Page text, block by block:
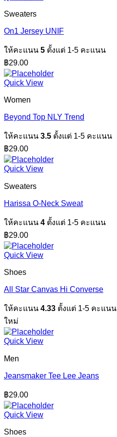
Sweaters
On1 Jersey UNIF
ให้คะแนน 5 ตั้งแต่ 1-5 คะแนน
฿29.00
Quick View
Women
Beyond Top NLY Trend
ให้คะแนน 3.5 ตั้งแต่ 1-5 คะแนน
฿29.00
Quick View
Sweaters
Harissa O-Neck Sweat
ให้คะแนน 4 ตั้งแต่ 1-5 คะแนน
฿29.00
Quick View
Shoes
All Star Canvas Hi Converse
ให้คะแนน 4.33 ตั้งแต่ 1-5 คะแนน
ใหม่
Quick View
Men
Jeansmaker Tee Lee Jeans
฿29.00
Quick View
Shoes